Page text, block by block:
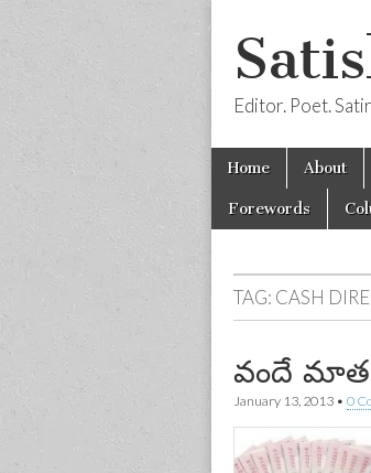
Editor. Poet.
Main
Skip
content
Home About
Forewords
TAG: CASH
వందే
January 13, 2013 • 0